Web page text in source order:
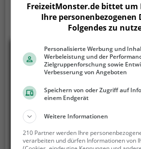
FreizeitMonster.de bittet um
Ihre personenbezogenen
Folgendes zu
Personalisierte Werbung und
Werbeleistung und der
Zielgruppenforschung sowie
Verbesserung von Angeboten
Speichern von oder Zugriff auf
einem Endgerät
Weitere Informationen
210 Partner werden Ihre
verarbeiten und dürfen Informationen von